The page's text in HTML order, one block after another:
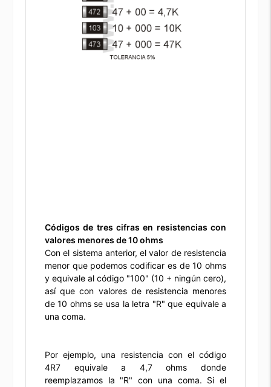
Códigos de tres cifras en resistencias con
valores menores de 10 ohms
Con el sistema anterior, el valor de resistencia
menor que podemos codificar es de 10 ohms
y equivale al código "100" (10 + ningún cero),
así que con valores de resistencia menores
de 10 ohms se usa la letra "R" que equivale a
una coma.
Por ejemplo, una resistencia con el código
4R7 equivale a 4,7 ohms donde
reemplazamos la "R" con una coma. Si el